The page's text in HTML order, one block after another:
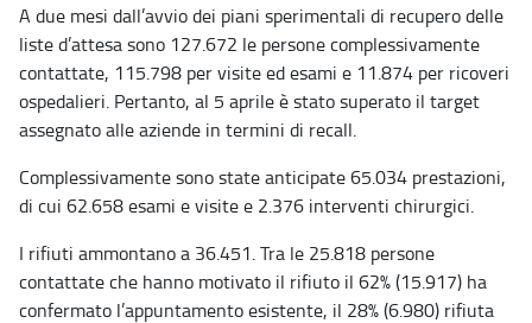
A due mesi dall’avvio dei piani sperimentali di recupero delle
liste d’attesa sono 127.672 le persone complessivamente
contattate, 115.798 per visite ed esami e 11.874 per ricoveri
ospedalieri. Pertanto, al 5 aprile è stato superato il target
assegnato alle aziende in termini di recall.
Complessivamente sono state anticipate 65.034 prestazioni,
di cui 62.658 esami e visite e 2.376 interventi chirurgici.
I rifiuti ammontano a 36.451. Tra le 25.818 persone
contattate che hanno motivato il rifiuto il 62% (15.917) ha
confermato l’appuntamento esistente, il 28% (6.980) rifiuta